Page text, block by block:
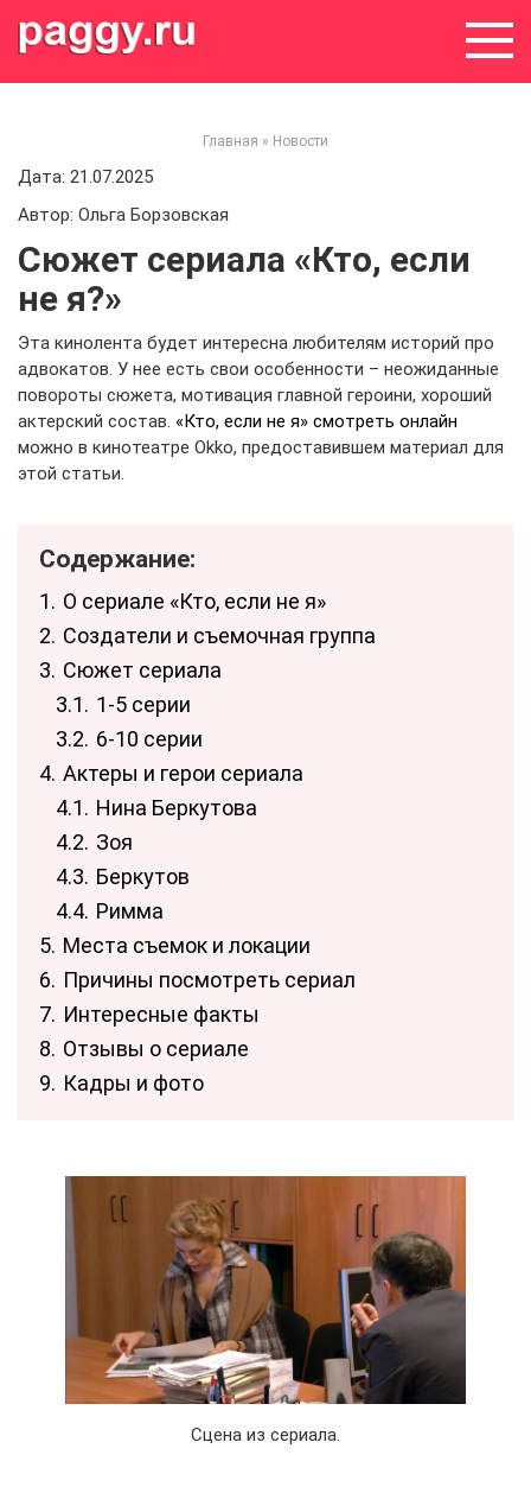
Главная » Новости
Дата: 21.07.2025
Автор: Ольга Борзовская
Сюжет сериала «Кто, если
не я?»
Эта кинолента будет интересна любителям историй про
адвокатов. У нее есть свои особенности – неожиданные
повороты сюжета, мотивация главной героини, хороший
актерский состав. «Кто, если не я» смотреть онлайн
можно в кинотеатре Okko, предоставившем материал для
этой статьи.
Содержание:
1. О сериале «Кто, если не я»
2. Создатели и съемочная группа
3. Сюжет сериала
3.1. 1-5 серии
3.2. 6-10 серии
4. Актеры и герои сериала
4.1. Нина Беркутова
4.2. Зоя
4.3. Беркутов
4.4. Римма
5. Места съемок и локации
6. Причины посмотреть сериал
7. Интересные факты
8. Отзывы о сериале
9. Кадры и фото
Сцена из сериала.